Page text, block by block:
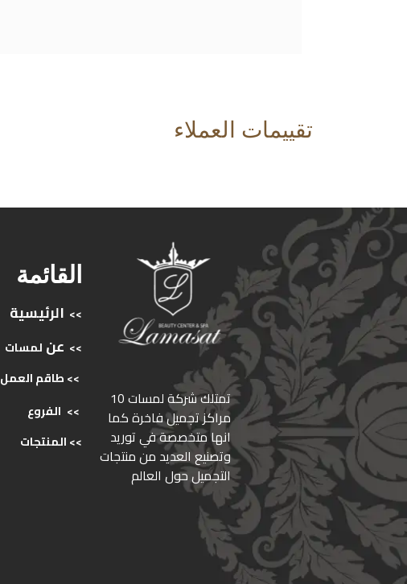
تقييمات العملاء
القائمة
>> الرئيسية
>> عن لمسات
>> طاقمالعمل
>> الفروع
>>المنتجات
ﺗﻤﺘﻠﻚ ﺷﺮﻛﺔ ﻟﻤﺴﺎت 10
ﻣﺮاﻛﺰ ﺗﺠﻤﻴﻞ ﻓﺎﺧﺮة كما
انها ﻣﺘﺨﺼﺼﺔ ﻓﻲ ﺗﻮرﻳﺪ
وﺗﺼﻨﻴﻊ اﻟﻌﺪﻳﺪ ﻣﻦ ﻣﻨﺘﺠﺎت
اﻟﺘﺠﻤﻴﻞ ﺣﻮل اﻟﻌﺎﻟﻢ